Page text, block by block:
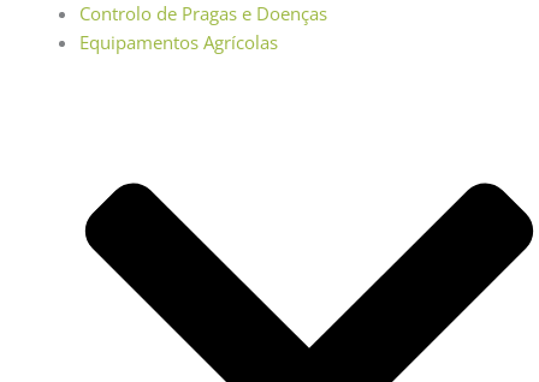
Controlo de Pragas e Doenças
Equipamentos Agrícolas